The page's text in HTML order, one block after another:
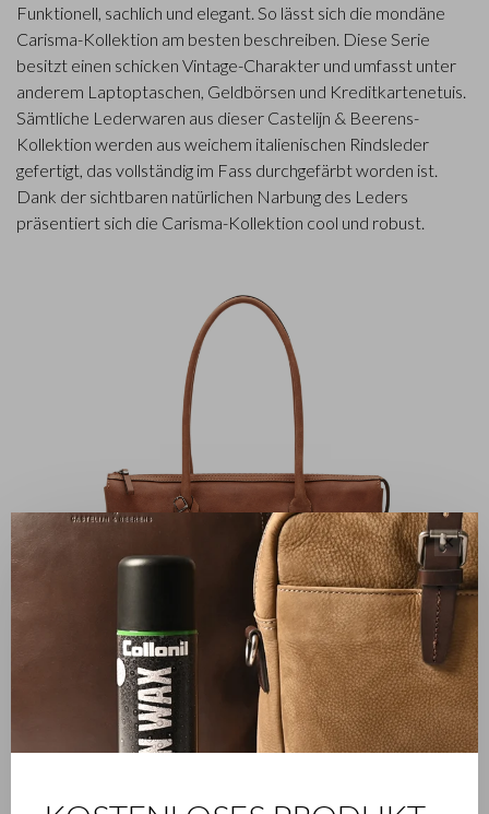
Funktionell, sachlich und elegant. So lässt sich die mondäne
Carisma-Kollektion am besten beschreiben. Diese Serie
besitzt einen schicken Vintage-Charakter und umfasst unter
anderem Laptoptaschen, Geldbörsen und Kreditkartenetuis.
Sämtliche Lederwaren aus dieser Castelijn & Beerens-
Kollektion werden aus weichem italienischen Rindsleder
gefertigt, das vollständig im Fass durchgefärbt worden ist.
Dank der sichtbaren natürlichen Narbung des Leders
präsentiert sich die Carisma-Kollektion cool und robust.
✕